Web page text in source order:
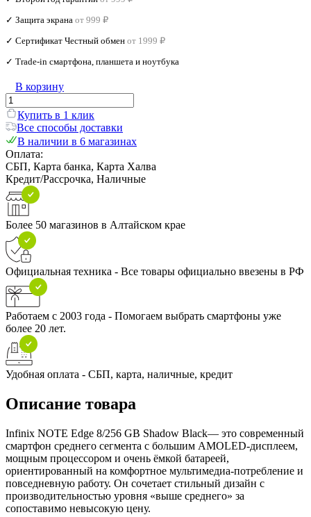
✓ Защита экрана от 999 ₽
✓ Сертификат Честный обмен от 1999 ₽
✓ Trade‑in смартфона, планшета и ноутбука
В корзину
Купить в 1 клик
Все способы доставки
В наличии в 6 магазинах
Оплата:
СБП, Карта банка, Карта Халва
Кредит/Рассрочка, Наличные
Более 50 магазинов в Алтайском крае
Официальная техника - Все товары официально ввезены в РФ
Работаем с 2003 года - Помогаем выбрать смартфоны уже
более 20 лет.
Удобная оплата - СБП, карта, наличные, кредит
Описание товара
Infinix NOTE Edge 8/256 GB Shadow Black— это современный
смартфон среднего сегмента с большим AMOLED‑дисплеем,
мощным процессором и очень ёмкой батареей,
ориентированный на комфортное мультимедиа‑потребление и
повседневную работу. Он сочетает стильный дизайн с
производительностью уровня «выше среднего» за
сопоставимо невысокую цену.